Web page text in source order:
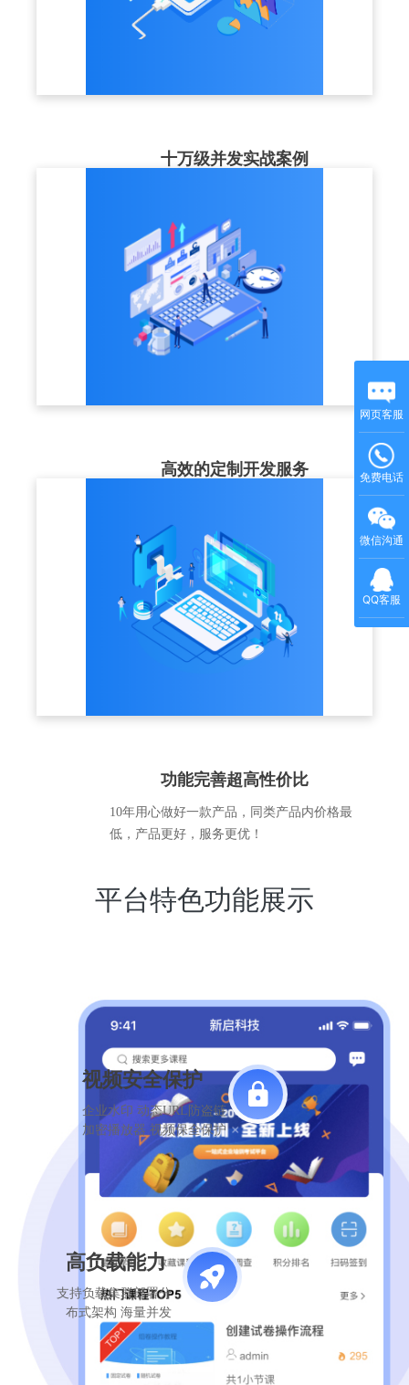
十万级并发实战案例
稳定保驾护航。
高效的定制开发服务
户的业务需求，以标准版产品为基础，提供
个性化解决方案和定制化开发服务
功能完善超高性价比
10年用心做好一款产品，同类产品内价格最
低，产品更好，服务更优！
平台特色功能展示
视频安全保护
企业水印 动态URL防盗链
加密播放器 视频保全保护
高负载能力
支持负载集群部署分
布式架构 海量并发
网页客服
免费电话
微信沟通
QQ客服